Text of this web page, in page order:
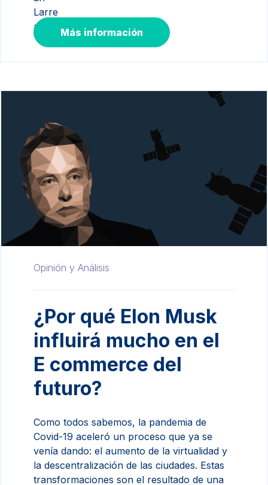
Más información
Opinión y Análisis
¿Por qué Elon Musk
influirá mucho en el
E commerce del
futuro?
Como todos sabemos, la pandemia de
Covid-19 aceleró un proceso que ya se
venía dando: el aumento de la virtualidad y
la descentralización de las ciudades. Estas
transformaciones son el resultado de una